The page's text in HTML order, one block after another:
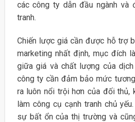
các công ty dẫn đầu ngành và
tranh.
Chiến lược giá cần được hỗ trợ
marketing nhất định, mục đích
giữa giá và chất lượng của dịch
công ty cần đảm bảo mức
ra luôn nổi trội hơn của đối thủ,
làm công cụ cạnh tranh chủ
sự bất ổn của thị trường và